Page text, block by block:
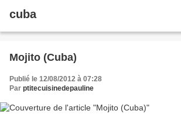
cuba
Mojito (Cuba)
Publié le 12/08/2012 à 07:28
Par ptitecuisinedepauline